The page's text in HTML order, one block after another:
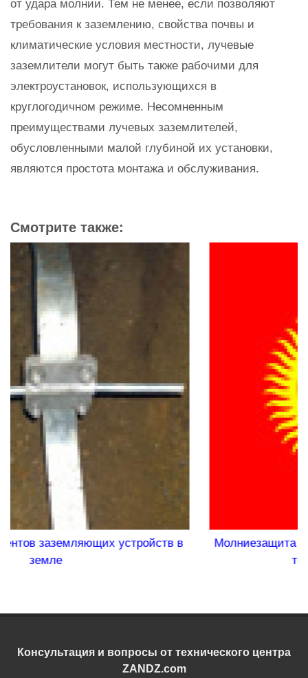
от удара молнии. Тем не менее, если позволяют
требования к заземлению, свойства почвы и
климатические условия местности, лучевые
заземлители могут быть также рабочими для
электроустановок, использующихся в
круглогодичном режиме. Несомненным
преимуществами лучевых заземлителей,
обусловленными малой глубиной их установки,
являются простота монтажа и обслуживания.
Смотрите также:
в
Молниезащита в Кыргызстане: покоряйте
Консультация и вопросы от технического центра
ZANDZ.com